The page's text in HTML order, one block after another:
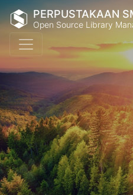
PERPUSTAKAAN
Open Source Library